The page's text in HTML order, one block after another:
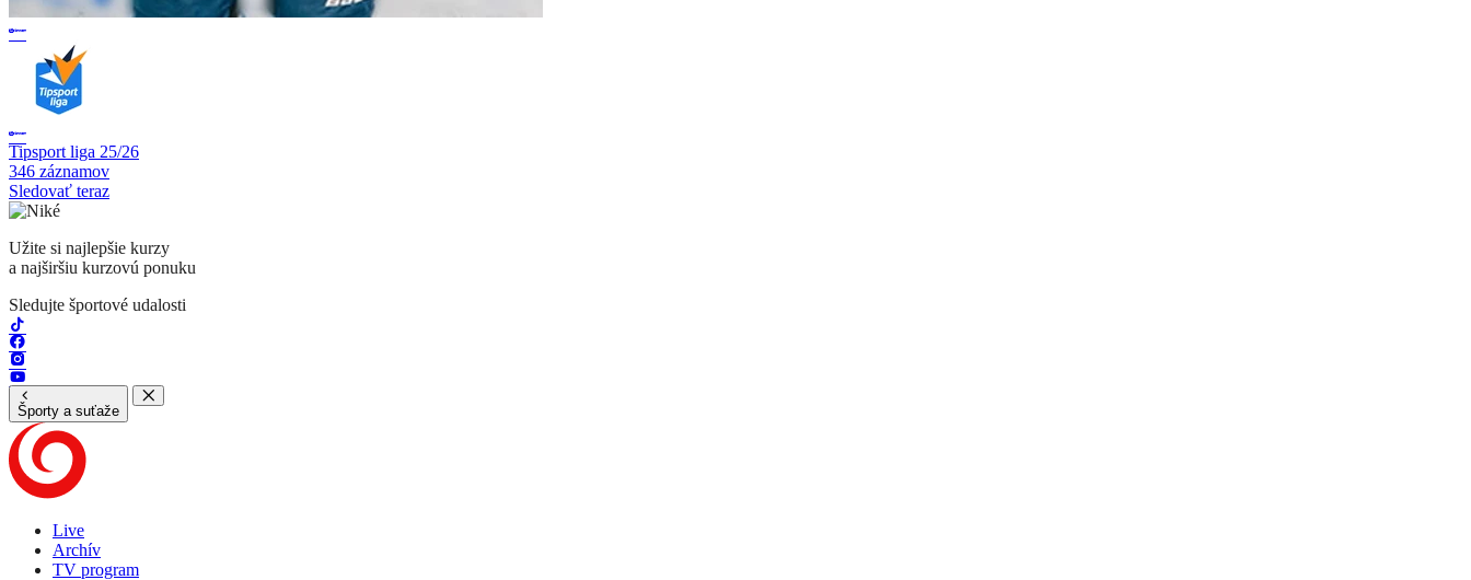
Tipsport liga 25/26
346 záznamov
Sledovať teraz
Užite si najlepšie kurzy
a najširšiu kurzovú ponuku
Sledujte športové udalosti
Športy a suťaže
Live
Archív
TV program